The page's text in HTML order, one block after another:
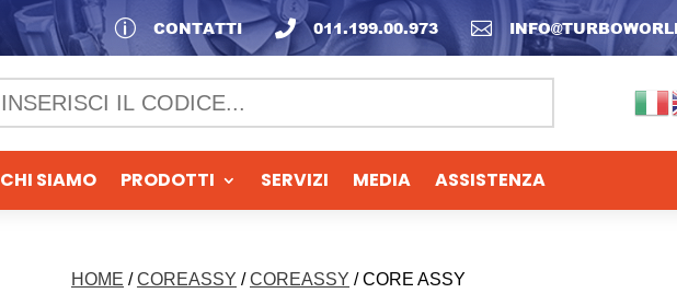

 011.199.00.973
p CONTATTI
CHI SIAMO PRODOTTI SERVIZI MEDIA ASSISTENZA
HOME /COREASSY /COREASSY / CORE ASSY